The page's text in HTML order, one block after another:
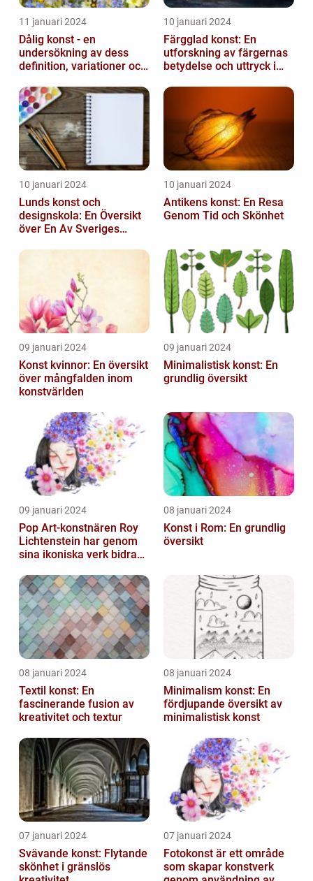
11 januari 2024
Dålig konst - en
undersökning av dess
definition, variationer och
10 januari 2024
Färgglad konst: En
utforskning av färgernas
betydelse och uttryck i
10 januari 2024
Lunds konst och
designskola: En Översikt
över En Av Sveriges
Utbildningsanstalter inom
10 januari 2024
Antikens konst: En Resa
Genom Tid och Skönhet
09 januari 2024
Konst kvinnor: En översikt
över mångfalden inom
konstvärlden
09 januari 2024
Minimalistisk konst: En
grundlig översikt
09 januari 2024
Pop Art-konstnären Roy
Lichtenstein har genom
sina ikoniska verk bidragit
08 januari 2024
Konst i Rom: En grundlig
översikt
08 januari 2024
Textil konst: En
fascinerande fusion av
kreativitet och textur
08 januari 2024
Minimalism konst: En
fördjupande översikt av
minimalistisk konst
07 januari 2024
Svävande konst: Flytande
skönhet i gränslös
07 januari 2024
Fotokonst är ett område
som skapar konstverk